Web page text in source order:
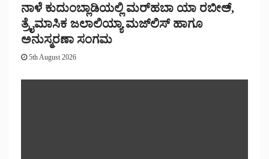
ನಾಳೆ ಕುದುಂಬ್ಲಾಡಿಯಲ್ಲಿ ಮರ್‌‌ಹಬಾ ಯಾ ರಬೀಅ್,
ತ್ರೈಮಾಸಿಕ ಜಲಾಲಿಯ್ಯಾ ಮಜ್‌‌ಲಿಸ್‌‌ ಹಾಗೂ
ಅನುಸ್ಮರಣಾ ಸಂಗಮ
5th August 2026